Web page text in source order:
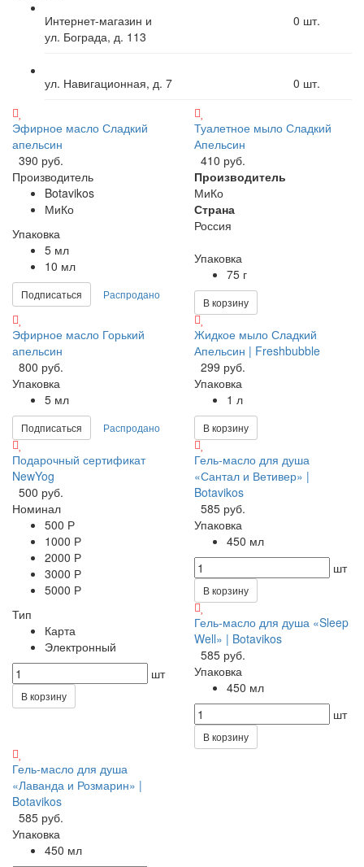
Интернет-магазин и
ул. Бограда, д. 113
0 шт.
ул. Навигационная, д. 7 0 шт.
Эфирное масло Сладкий
апельсин
390 руб.
Производитель
Botavikos
МиКо
Упаковка
5 мл
10 мл
Подписаться Распродано
Туалетное мыло Сладкий
Апельсин
410 руб.
Производитель
МиКо
Страна
Россия
Упаковка
75 г
В корзину
Эфирное масло Горький
апельсин
800 руб.
Упаковка
5 мл
Подписаться Распродано
Жидкое мыло Сладкий
Апельсин | Freshbubble
299 руб.
Упаковка
1 л
В корзину
Подарочный сертификат
NewYog
500 руб.
Номинал
500 Р
1000 Р
2000 Р
3000 Р
5000 Р
Тип
Карта
Электронный
шт
В корзину
Гель-масло для душа
«Сантал и Ветивер» |
Botavikos
585 руб.
Упаковка
450 мл
шт
В корзину
Гель-масло для душа «Sleep
Well» | Botavikos
585 руб.
Упаковка
450 мл
шт
В корзину
Гель-масло для душа
«Лаванда и Розмарин» |
Botavikos
585 руб.
Упаковка
450 мл